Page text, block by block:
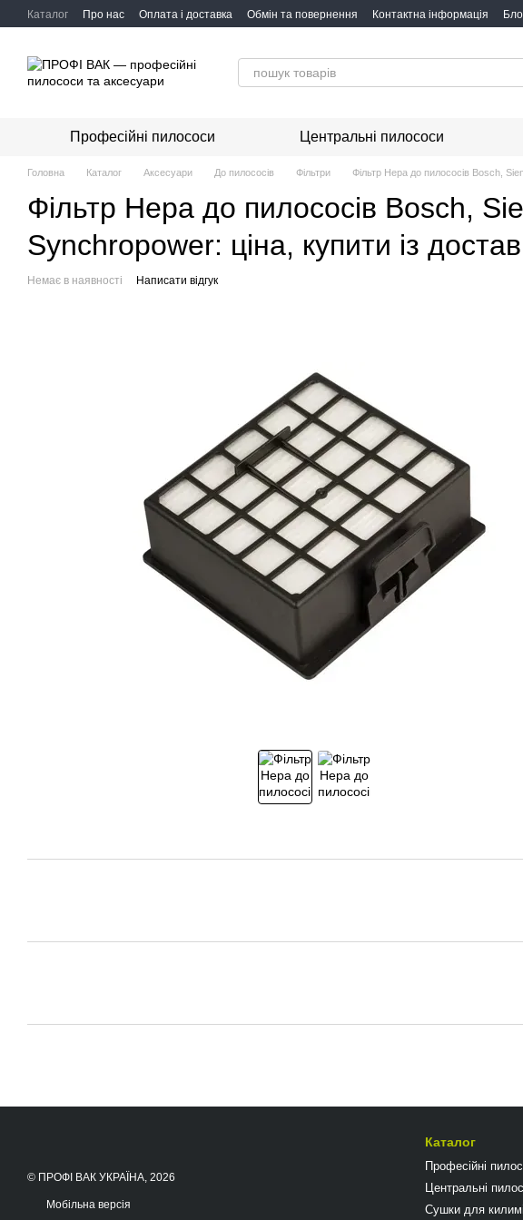
Перейти до основного контенту
Каталог Про нас Оплата і доставка Обмін та повернення Контактна інформація
Професійні пилососи Центральні пилососи
Головна Каталог Аксесуари До пилососів Фільтри Фільтр Hepa до пилососів Bosch,
Фільтр Hepa до пилососів Bosch,
Synchropower: ціна, купити із
Немає в наявності Написати відгук
© ПРОФІ ВАК УКРАЇНА, 2026
Мобільна версія
Каталог
Професійні
Центральні
Сушки для